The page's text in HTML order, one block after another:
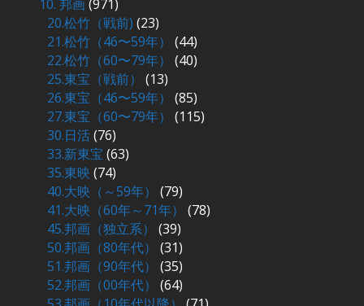
10. 邦画(971)
20.松竹（戦前) (23)
21.松竹（46〜59年）
(44)
22.松竹（60〜79年）
(40)
25.東宝（戦前）
(13)
26.東宝（46〜59年）
(85)
27.東宝（60〜79年）
(115)
30.日活(76)
33.新東宝 (63)
35.東映 (74)
40.大映（～59年）
(79)
41.大映（60年～71年）
(78)
45.邦画（独立系）
(39)
50.邦画（80年代）
(31)
51.邦画（90年代）
(35)
52.邦画（00年代）
(64)